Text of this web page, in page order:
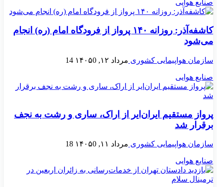
صنایع هوایی
کاشفه‌آذر: روزانه ۱۴۰ پرواز از فرودگاه امام (ره) انجام
می‌شود
سازمان هواپیمایی کشوری مرداد ۱۲, ۱۴۰۵ 0
14
صنایع هوایی
پرواز مستقیم ایران‌ایر از اراک، ساری و رشت به نجف
برقرار شد
سازمان هواپیمایی کشوری مرداد ۱۱, ۱۴۰۵ 0
18
صنایع هوایی